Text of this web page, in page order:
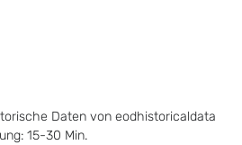
Daten von eodhistoricaldata
15-30 Min.